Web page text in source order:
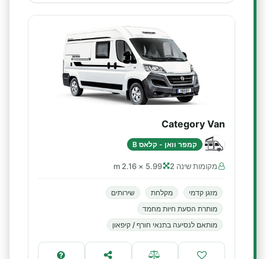
Category Van
קמפר וואן - קלאס B
מקומות שינה 2 5.99 × 2.16 m
מזגן קדמי מקלחת
שירותים
מותרת הסעת חיות מחמד
מותאם לנסיעה בתנאי חורף / קיפאון